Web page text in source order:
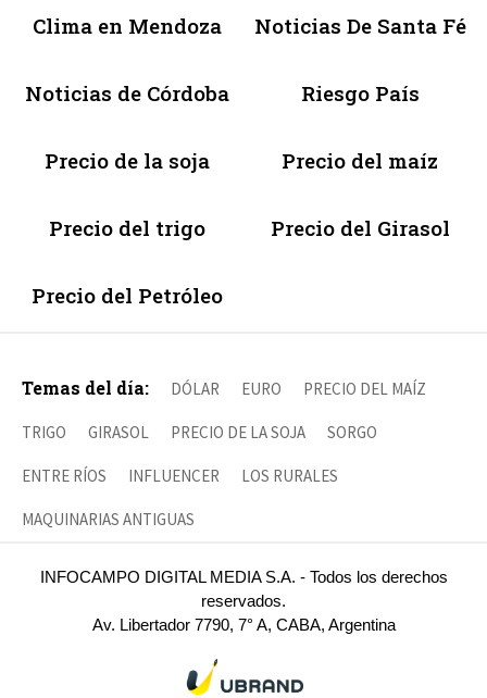
Clima en Mendoza Noticias De Santa Fé
Noticias de Córdoba Riesgo País
Precio de la soja Precio del maíz
Precio del trigo Precio del Girasol
Precio del Petróleo
Temas del día: DÓLAR EURO PRECIO DEL MAÍZ
TRIGO GIRASOL PRECIO DE LA SOJA SORGO
ENTRE RÍOS INFLUENCER LOS RURALES
MAQUINARIAS ANTIGUAS
INFOCAMPO DIGITAL MEDIA S.A. - Todos los derechos
reservados.
Av. Libertador 7790, 7° A, CABA, Argentina